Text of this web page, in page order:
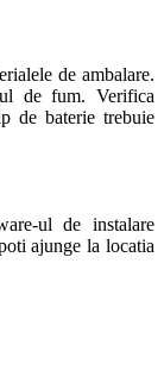
de ambalare.
de fum. Verifica
de baterie trebuie
ul de instalare
ajunge la locatia